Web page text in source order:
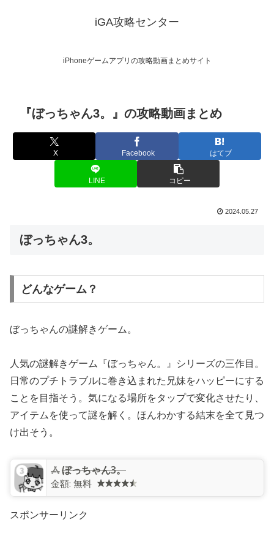
iGA攻略センター
iPhoneゲームアプリの攻略動画まとめサイト
『ぼっちゃん3。』の攻略動画まとめ
X Facebook はてブ
LINE コピー
2024.05.27
ぼっちゃん3。
どんなゲーム？
ぼっちゃんの謎解きゲーム。
人気の謎解きゲーム『ぼっちゃん。』シリーズの三作目。
日常のプチトラブルに巻き込まれた兄妹をハッピーにする
ことを目指そう。気になる場所をタップで変化させたり、
アイテムを使って謎を解く。ほんわかする結末を全て見つ
け出そう。
ぼっちゃん3。
金額: 無料
スポンサーリンク